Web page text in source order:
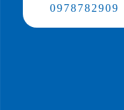
0978782909